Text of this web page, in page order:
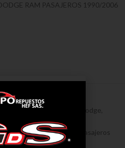
RAM PASAJEROS 1990/2006
Compensadores - Dodge
,Dodge,Dodge RAM Pasajeros